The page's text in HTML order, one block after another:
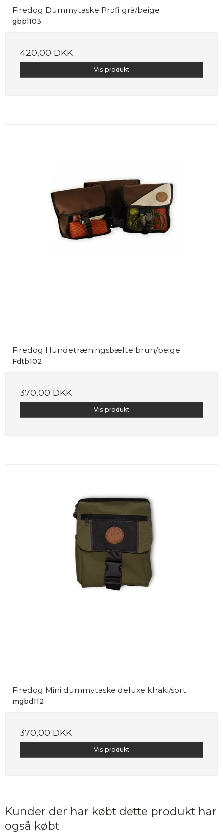
Firedog Dummytaske Profi grå/beige
gbpl103
420,00 DKK
Vis produkt
Firedog Hundetræningsbælte brun/beige
Fdtb102
370,00 DKK
Vis produkt
Firedog Mini dummytaske deluxe khaki/sort
mgbd112
370,00 DKK
Vis produkt
Kunder der har købt dette produkt har
også købt